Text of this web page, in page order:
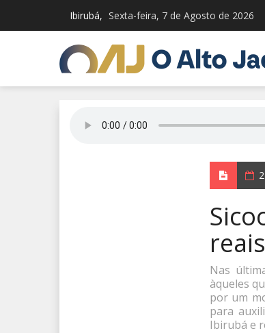
Ibirubá, Sexta-feira, 7 de Agosto de 2026
Nas
àqueles
por um
para
Ibirubá e